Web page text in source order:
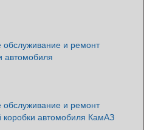
обслуживание и ремонт
автомобиля
обслуживание и ремонт
коробки автомобиля КамАЗ